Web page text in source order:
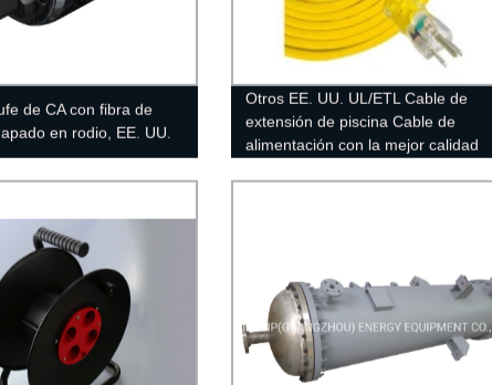
de CA con fibra de
en rodio, EE. UU.
Otros EE. UU. UL/ETL Cable de
extensión de piscina Cable de
alimentación con la mejor calidad